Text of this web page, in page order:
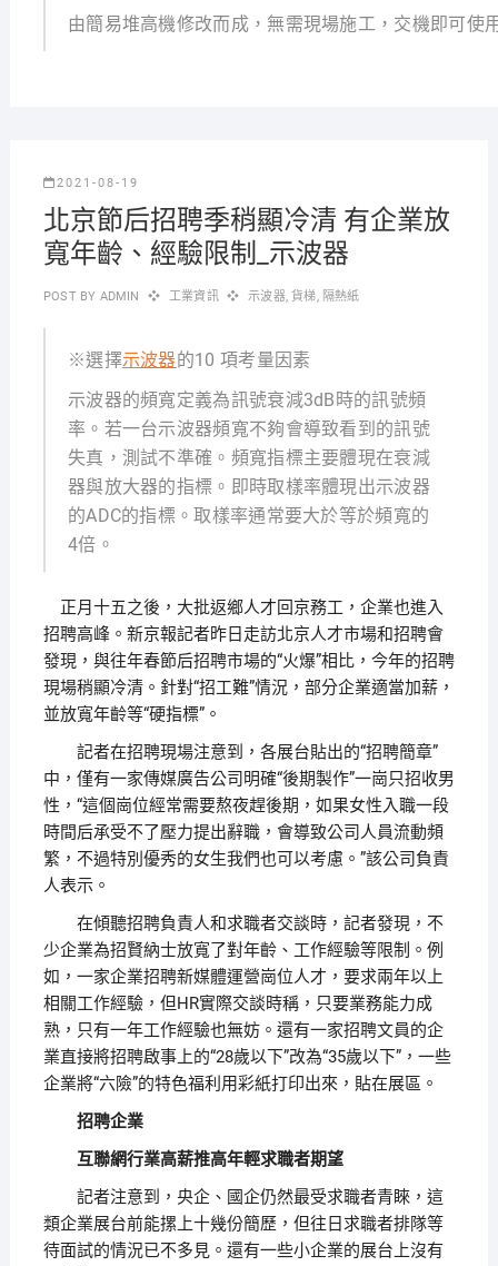
由簡易堆高機修改而成，無需現場施工，交機即可使
2021-08-19
北京節后招聘季稍顯冷清 有企業放
寬年齡、經驗限制_示波器
POST BY ADMIN 工業資訊 示波器,貨梯, 隔熱紙
※選擇示波器的10 項考量因素
示波器的頻寬定義為訊號衰減3dB時的訊號頻
率。若一台示波器頻寬不夠會導致看到的訊號
失真，測試不準確。頻寬指標主要體現在衰減
器與放大器的指標。即時取樣率體現出示波器
的ADC的指標。取樣率通常要大於等於頻寬的
4倍。
正月十五之後，大批返鄉人才回京務工，企業也進入
招聘高峰。新京報記者昨日走訪北京人才市場和招聘會
發現，與往年春節后招聘市場的“火爆”相比，今年的招聘
現場稍顯冷清。針對“招工難”情況，部分企業適當加薪，
並放寬年齡等“硬指標”。
記者在招聘現場注意到，各展台貼出的“招聘簡章”
中，僅有一家傳媒廣告公司明確“後期製作”一崗只招收男
性，“這個崗位經常需要熬夜趕後期，如果女性入職一段
時間后承受不了壓力提出辭職，會導致公司人員流動頻
繁，不過特別優秀的女生我們也可以考慮。”該公司負責
人表示。
在傾聽招聘負責人和求職者交談時，記者發現，不
少企業為招賢納士放寬了對年齡、工作經驗等限制。例
如，一家企業招聘新媒體運營崗位人才，要求兩年以上
相關工作經驗，但HR實際交談時稱，只要業務能力成
熟，只有一年工作經驗也無妨。還有一家招聘文員的企
業直接將招聘啟事上的“28歲以下”改為“35歲以下”，一些
企業將“六險”的特色福利用彩紙打印出來，貼在展區。
招聘企業
互聯網行業高薪推高年輕求職者期望
記者注意到，央企、國企仍然最受求職者青睞，這
類企業展台前能摞上十幾份簡歷，但往日求職者排隊等
待面試的情況已不多見。還有一些小企業的展台上沒有